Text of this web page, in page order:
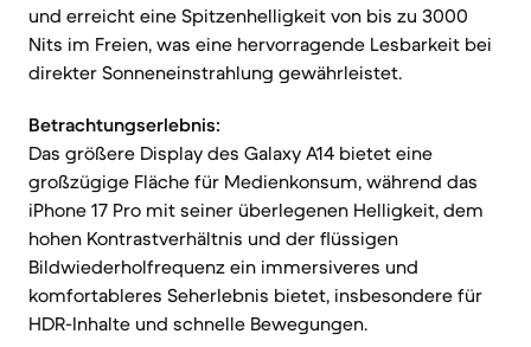
und erreicht eine Spitzenhelligkeit von bis zu 3000
Nits im Freien, was eine hervorragende Lesbarkeit bei
direkter Sonneneinstrahlung gewährleistet.
Betrachtungserlebnis:
Das größere Display des Galaxy A14 bietet eine
großzügige Fläche für Medienkonsum, während das
iPhone 17 Pro mit seiner überlegenen Helligkeit, dem
hohen Kontrastverhältnis und der flüssigen
Bildwiederholfrequenz ein immersiveres und
komfortableres Seherlebnis bietet, insbesondere für
HDR-Inhalte und schnelle Bewegungen.